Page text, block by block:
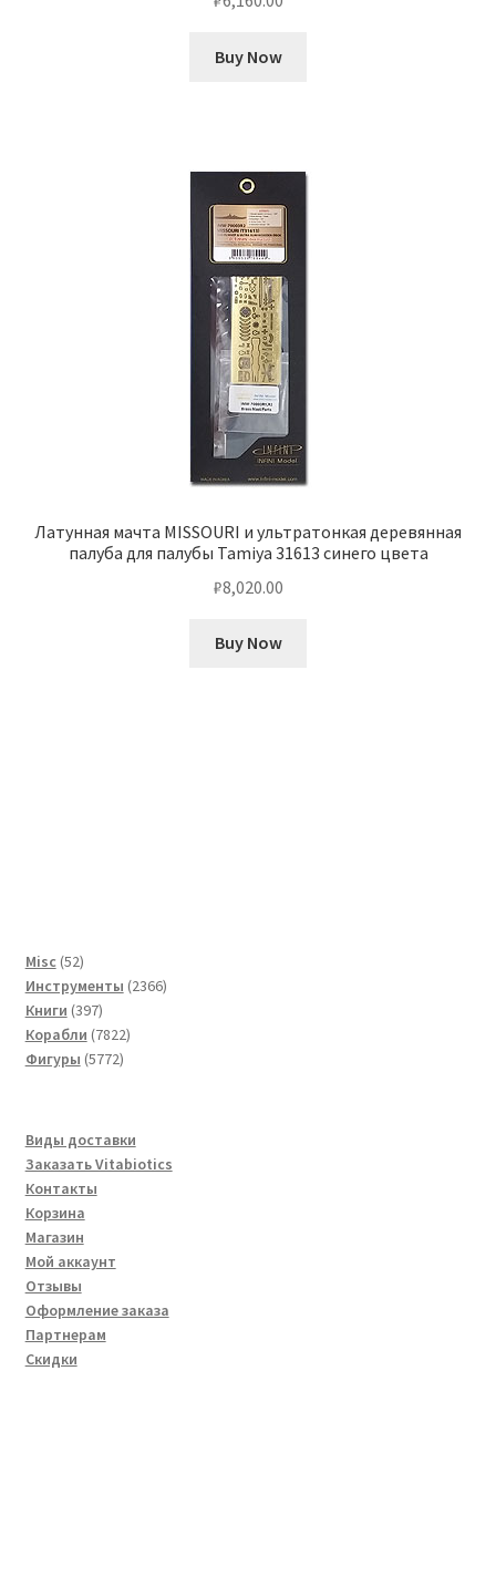
Buy Now
Латунная мачта MISSOURI и ультратонкая деревянная
палуба для палубы Tamiya 31613 синего цвета
₽8,020.00
Buy Now
Misc 5252
товара
Инструменты 23662366
Книги 397397
товаров
Корабли 78227822
Фигуры 57725772
Виды доставки
Заказать Vitabiotics
Контакты
Корзина
Магазин
Мой аккаунт
Отзывы
Оформление заказа
Партнерам
Скидки